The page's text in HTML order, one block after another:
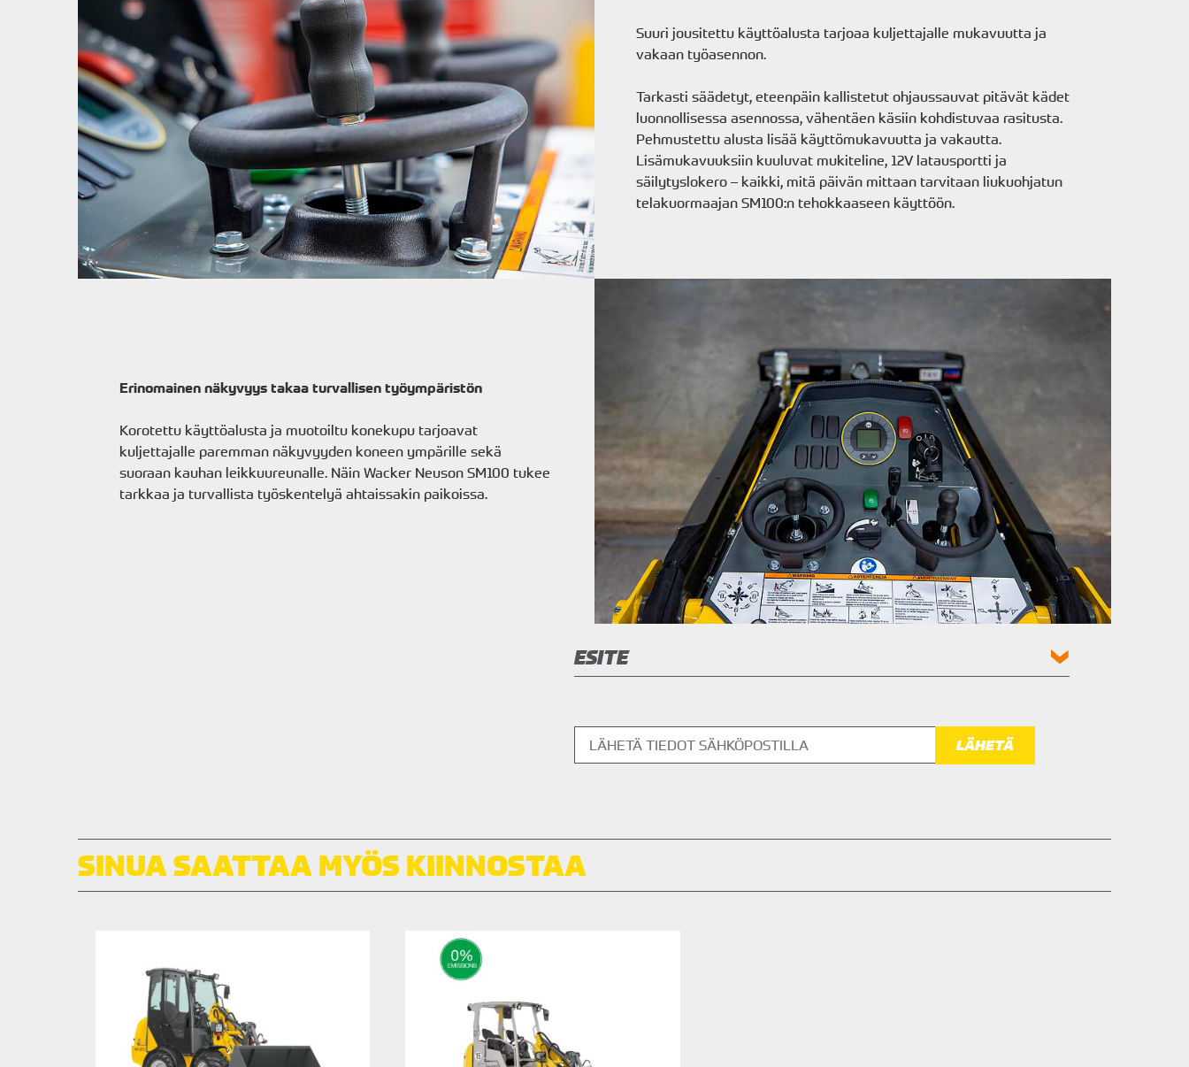
Suuri jousitettu käyttöalusta tarjoaa kuljettajalle mukavuutta ja
vakaan työasennon.
Tarkasti säädetyt, eteenpäin kallistetut ohjaussauvat pitävät kädet
luonnollisessa asennossa, vähentäen käsiin kohdistuvaa rasitusta.
Pehmustettu alusta lisää käyttömukavuutta ja vakautta.
Lisämukavuuksiin kuuluvat mukiteline, 12V latausportti ja
säilytyslokero – kaikki, mitä päivän mittaan tarvitaan liukuohjatun
telakuormaajan SM100:n tehokkaaseen käyttöön.
Erinomainen näkyvyys takaa turvallisen työympäristön
Korotettu käyttöalusta ja muotoiltu konekupu tarjoavat
kuljettajalle paremman näkyvyyden koneen ympärille sekä
suoraan kauhan leikkuureunalle. Näin Wacker Neuson SM100 tukee
tarkkaa ja turvallista työskentelyä ahtaissakin paikoissa.
ESITE
SINUA SAATTAA MYÖS KIINNOSTAA